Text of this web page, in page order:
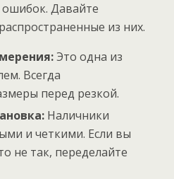
Давайте
из них.
Это одна из
Всегда
перед резкой.
Наличники
и четкими. Если вы
не так, переделайте